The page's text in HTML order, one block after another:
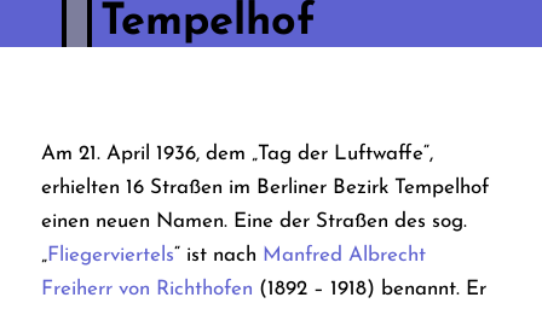
Tempelhof
Am 21. April 1936, dem „Tag der Luftwaffe“,
erhielten 16 Straßen im Berliner Bezirk Tempelhof
einen neuen Namen. Eine der Straßen des sog.
„Fliegerviertels“ ist nach Manfred Albrecht
Freiherr von Richthofen (1892 – 1918) benannt. Er